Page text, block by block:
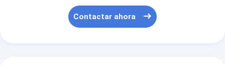
Contactar ahora